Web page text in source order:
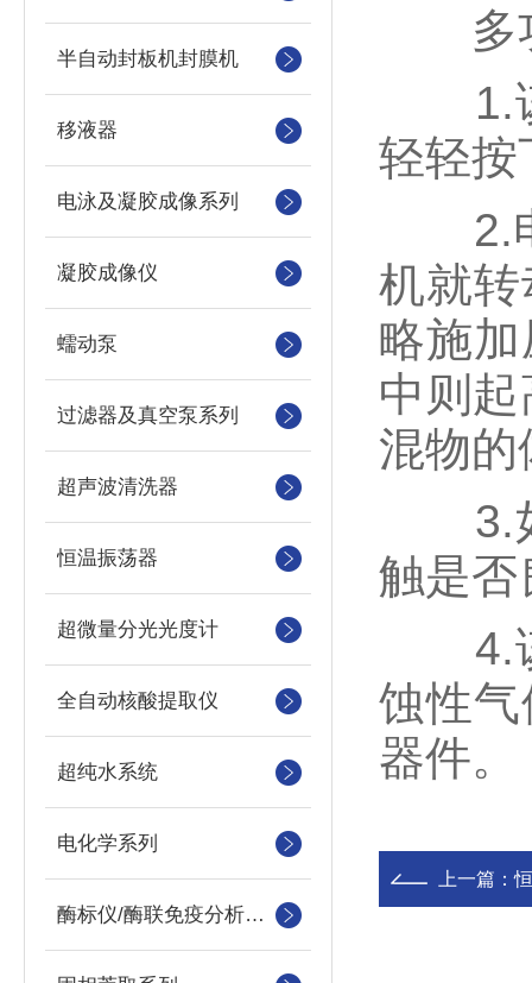
半自动封板机封膜机
移液器
电泳及凝胶成像系列
凝胶成像仪
蠕动泵
过滤器及真空泵系列
超声波清洗器
恒温振荡器
超微量分光光度计
全自动核酸提取仪
超纯水系统
电化学系列
酶标仪/酶联免疫分析仪及洗板机
多功
1.该
轻轻按
2.电
机就
略施
中则
混物的
3.如
触是否
4.该
蚀性
器件。
上一篇：